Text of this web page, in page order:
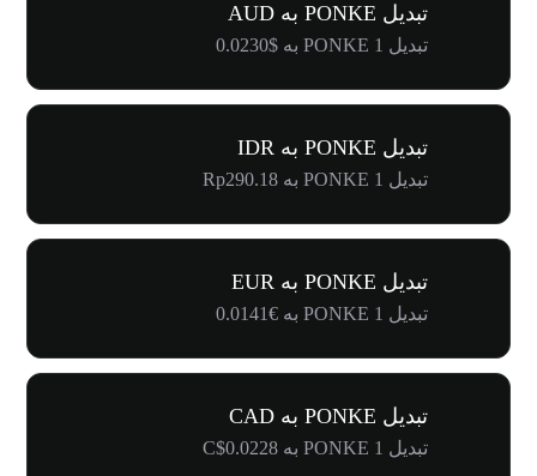
تبدیل PONKE به AUD
تبدیل 1 PONKE به $0.0230
تبدیل PONKE به IDR
تبدیل 1 PONKE به Rp290.18
تبدیل PONKE به EUR
تبدیل 1 PONKE به €0.0141
تبدیل PONKE به CAD
تبدیل 1 PONKE به C$0.0228